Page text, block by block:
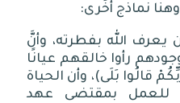
نماذج أخُرى:
يعرف الله بفطرته، وأنَّ
رأوا خالقهم عيانًا
قالُوا بَلَى)، وأن الحياة
للعمل بمقتضى عهد